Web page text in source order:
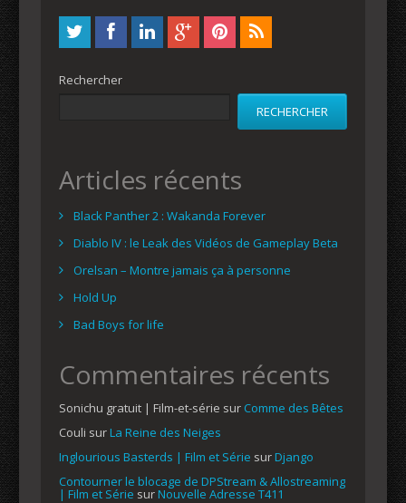
Rechercher
RECHERCHER
Articles récents
Black Panther 2 : Wakanda Forever
Diablo IV : le Leak des Vidéos de Gameplay Beta
Orelsan – Montre jamais ça à personne
Hold Up
Bad Boys for life
Commentaires récents
Sonichu gratuit | Film-et-série sur Comme des Bêtes
Couli surLa Reine des Neiges
Inglourious Basterds | Film et Série surDjango
Contourner le blocage de DPStream & Allostreaming
| Film et Série surNouvelle Adresse T411